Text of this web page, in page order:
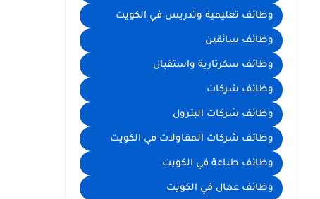
وظائف تعليمية وتدريس في الكويت
وظائف سائقين
وظائف سكرتارية واستقبال
وظائف شركات
وظائف شركات البترول
وظائف شركات المقاولات في الكويت
وظائف طباعة في الكويت
وظائف عمال في الكويت